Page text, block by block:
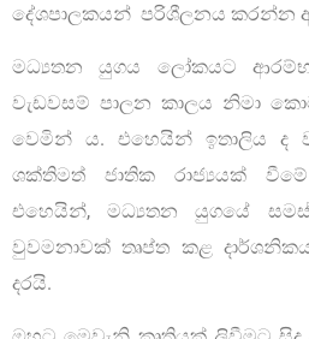
දේශපාලකයන් පරිශීලනය කරන්න
මධ්‍යතන යුගය ලෝකයට
වැඩවසම් පාලන කාලය නිමා
වෙමින් ය. එහෙයින් ඉතාලිය ද
ශක්තිමත් ජාතික රාජ්‍යයක්
එහෙයින්, මධ්‍යතන යුගයේ
වුවමනාවක් තෘප්ත කළ
දරයි.